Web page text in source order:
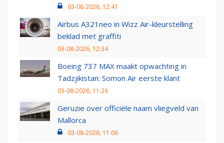
03-08-2026, 12:41
Airbus A321neo in Wizz Air-kleurstelling
beklad met graffiti
03-08-2026, 12:34
Boeing 737 MAX maakt opwachting in
Tadzjikistan: Somon Air eerste klant
03-08-2026, 11:26
Geruzie over officiële naam vliegveld van
Mallorca
03-08-2026, 11:06